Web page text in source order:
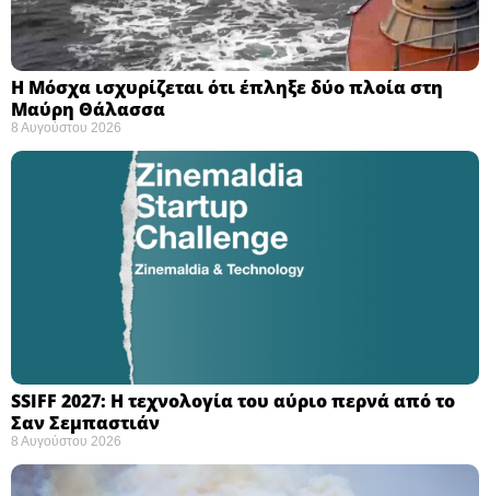
Η Μόσχα ισχυρίζεται ότι έπληξε δύο πλοία στη
Μαύρη Θάλασσα ​
8 Αυγούστου 2026
SSIFF 2027: Η τεχνολογία του αύριο περνά από το
Σαν Σεμπαστιάν ​
8 Αυγούστου 2026